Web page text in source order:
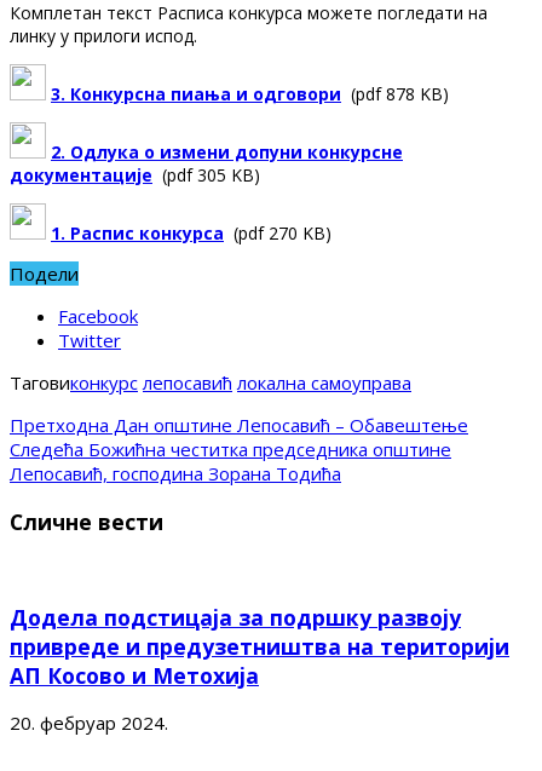
Комплетан текст Расписа конкурса можете погледати на
линку у прилоги испод.
3. Конкурсна пиања и одговори (pdf 878 KB)
2. Одлука о измени допуни конкурсне
документације (pdf 305 KB)
1. Распис конкурса (pdf 270 KB)
Подели
Facebook
Twitter
Таговиконкурс лепосавић локална самоуправа
Претходна Дан општине Лепосавић – Обавештење
Следећа Божићна честитка председника општине
Лепосавић, господина Зорана Тодића
Сличне вести
Додела подстицаја за подршку развоју
привреде и предузетништва на територији
АП Косово и Метохија
20. фебруар 2024.